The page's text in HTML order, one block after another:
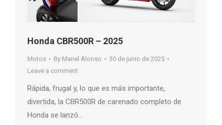
Honda CBR500R – 2025
Motos By Manel Alonso
30 de junio de 2025
Leave a comment
Rápida, frugal y, lo que es más importante,
divertida, la CBR500R de carenado completo de
Honda se lanzó…